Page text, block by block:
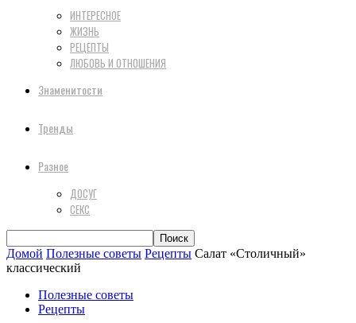
ИНТЕРЕСНОЕ
ЖИЗНЬ
РЕЦЕПТЫ
ЛЮБОВЬ И ОТНОШЕНИЯ
Знаменитости
Тренды
Разное
ДОСУГ
СЕКС
Домой Полезные советы Рецепты Салат «Столичный»
классический
Полезные советы
Рецепты